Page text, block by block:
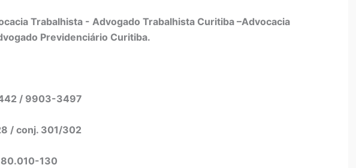
Trabalhista - Advogado Trabalhista Curitiba –Advocacia
Previdenciário Curitiba.
/ 9903-3497
/ conj. 301/302
80.010-130